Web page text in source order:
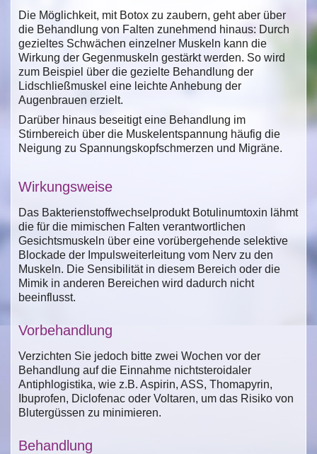
Die Möglichkeit, mit Botox zu zaubern, geht aber über
die Behandlung von Falten zunehmend hinaus: Durch
gezieltes Schwächen einzelner Muskeln kann die
Wirkung der Gegenmuskeln gestärkt werden. So wird
zum Beispiel über die gezielte Behandlung der
Lidschließmuskel eine leichte Anhebung der
Augenbrauen erzielt.
Darüber hinaus beseitigt eine Behandlung im
Stirnbereich über die Muskelentspannung häufig die
Neigung zu Spannungskopfschmerzen und Migräne.
Wirkungsweise
Das Bakterienstoffwechselprodukt Botulinumtoxin lähmt
die für die mimischen Falten verantwortlichen
Gesichtsmuskeln über eine vorübergehende selektive
Blockade der Impulsweiterleitung vom Nerv zu den
Muskeln. Die Sensibilität in diesem Bereich oder die
Mimik in anderen Bereichen wird dadurch nicht
beeinflusst.
Vorbehandlung
Verzichten Sie jedoch bitte zwei Wochen vor der
Behandlung auf die Einnahme nichtsteroidaler
Antiphlogistika, wie z.B. Aspirin, ASS, Thomapyrin,
Ibuprofen, Diclofenac oder Voltaren, um das Risiko von
Blutergüssen zu minimieren.
Behandlung